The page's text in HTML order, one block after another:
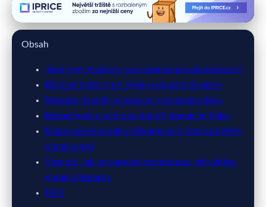
primatisk.cz
Jak Vybrat Nejlepší Tiskárnu pro
17. 5. 2026 · 10 min čtení · Autor: Miroslav Blažek
Obsah
Jaké typy tiskáren jsou vhodné pro domácnost?
Klíčové faktory při výběru domácí tiskárny
Moderní trendy a inovace v domácím tisku
Bezpečnost a ochrana dat při domácím tisku
Doporučené modely tiskáren pro různé potřeby
domácnosti
Shrnutí: Jak se správně rozhodnout při výběru
domácí tiskárny
FAQ